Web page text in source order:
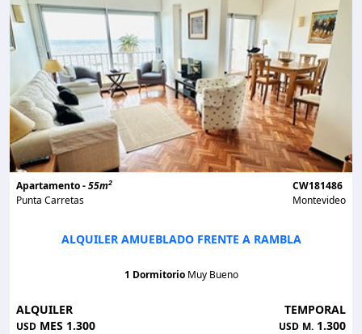
Apartamento -55m2
Punta Carretas
CW181486
Montevideo
ALQUILER AMUEBLADO FRENTE A RAMBLA
1 Dormitorio Muy Bueno
ALQUILER
USD MES 1.300
TEMPORAL
USD M. 1.300